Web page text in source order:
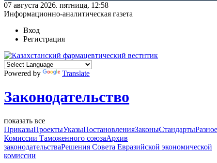
07 августа 2026. пятница, 12:58
Информационно-аналитическая газета
Вход
Регистрация
Powered by Translate
Законодательство
показать все
ПриказыПроектыУказыПостановленияЗаконыСтандартыРазное
Комиссии Таможенного союзаАрхив
законодательстваРешения Совета Евразийской экономической
комиссии